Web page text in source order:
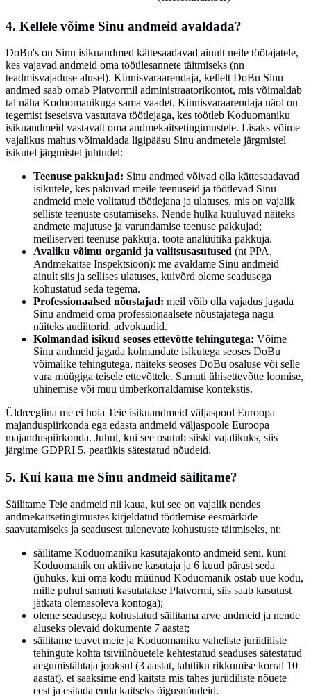
4. Kellele võime Sinu andmeid avaldada?
DoBu's on Sinu isikuandmed kättesaadavad ainult neile töötajatele,
kes vajavad andmeid oma tööülesannete täitmiseks (nn
teadmisvajaduse alusel). Kinnisvaraarendaja, kellelt DoBu Sinu
andmed saab omab Platvormil administraatorikontot, mis võimaldab
tal näha Koduomanikuga sama vaadet. Kinnisvaraarendaja näol on
tegemist iseseisva vastutava töötlejaga, kes töötleb Koduomaniku
isikuandmeid vastavalt oma andmekaitsetingimustele. Lisaks võime
vajalikus mahus võimaldada ligipääsu Sinu andmetele järgmistel
isikutel järgmistel juhtudel:
Teenuse pakkujad: Sinu andmed võivad olla kättesaadavad
isikutele, kes pakuvad meile teenuseid ja töötlevad Sinu
andmeid meie volitatud töötlejana ja ulatuses, mis on vajalik
selliste teenuste osutamiseks. Nende hulka kuuluvad näiteks
andmete majutuse ja varundamise teenuse pakkujad;
meiliserveri teenuse pakkuja, toote analüütika pakkuja.
Avaliku võimu organid ja valitsusasutused (nt PPA,
Andmekaitse Inspektsioon): me avaldame Sinu andmeid
ainult siis ja sellises ulatuses, kuivõrd oleme seadusega
kohustatud seda tegema.
Professionaalsed nõustajad: meil võib olla vajadus jagada
Sinu andmeid oma professionaalsete nõustajatega nagu
näiteks audiitorid, advokaadid.
Kolmandad isikud seoses ettevõtte tehingutega: Võime
Sinu andmeid jagada kolmandate isikutega seoses DoBu
võimalike tehingutega, näiteks seoses DoBu osaluse või selle
vara müügiga teisele ettevõttele. Samuti ühisettevõtte loomise,
ühinemise või muu ümberkorraldamise kontekstis.
Üldreeglina me ei hoia Teie isikuandmeid väljaspool Euroopa
majanduspiirkonda ega edasta andmeid väljaspoole Euroopa
majanduspiirkonda. Juhul, kui see osutub siiski vajalikuks, siis
järgime GDPRI 5. peatükis sätestatud nõudeid.
5. Kui kaua me Sinu andmeid säilitame?
Säilitame Teie andmeid nii kaua, kui see on vajalik nendes
andmekaitsetingimustes kirjeldatud töötlemise eesmärkide
saavutamiseks ja seadusest tulenevate kohustuste täitmiseks, nt:
säilitame Koduomaniku kasutajakonto andmeid seni, kuni
Koduomanik on aktiivne kasutaja ja 6 kuud pärast seda
(juhuks, kui oma kodu müünud Koduomanik ostab uue kodu,
mille puhul samuti kasutatakse Platvormi, siis saab kasutust
jätkata olemasoleva kontoga);
oleme seadusega kohustatud säilitama arve andmeid ja nende
aluseks olevaid dokumente 7 aastat;
säilitame teavet meie ja Koduomaniku vaheliste juriidiliste
tehingute kohta tsiviilnõuetele kehtestatud seaduses sätestatud
aegumistähtaja jooksul (3 aastat, tahtliku rikkumise korral 10
aastat), et saaksime end kaitsta mis tahes juriidiliste nõuete
eest ja esitada enda kaitseks õigusnõudeid.